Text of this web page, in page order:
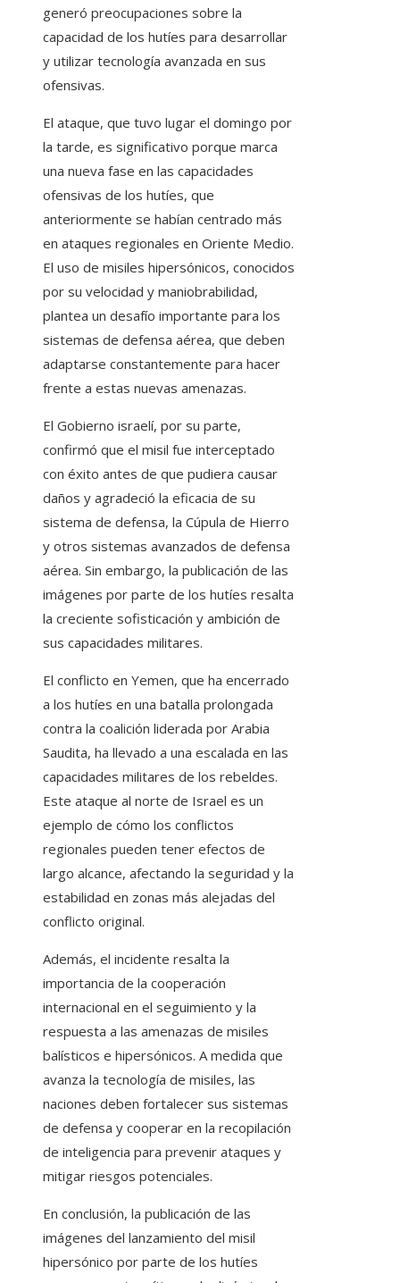
generó preocupaciones sobre la
capacidad de los hutíes para desarrollar
y utilizar tecnología avanzada en sus
ofensivas.
El ataque, que tuvo lugar el domingo por
la tarde, es significativo porque marca
una nueva fase en las capacidades
ofensivas de los hutíes, que
anteriormente se habían centrado más
en ataques regionales en Oriente Medio.
El uso de misiles hipersónicos, conocidos
por su velocidad y maniobrabilidad,
plantea un desafío importante para los
sistemas de defensa aérea, que deben
adaptarse constantemente para hacer
frente a estas nuevas amenazas.
El Gobierno israelí, por su parte,
confirmó que el misil fue interceptado
con éxito antes de que pudiera causar
daños y agradeció la eficacia de su
sistema de defensa, la Cúpula de Hierro
y otros sistemas avanzados de defensa
aérea. Sin embargo, la publicación de las
imágenes por parte de los hutíes resalta
la creciente sofisticación y ambición de
sus capacidades militares.
El conflicto en Yemen, que ha encerrado
a los hutíes en una batalla prolongada
contra la coalición liderada por Arabia
Saudita, ha llevado a una escalada en las
capacidades militares de los rebeldes.
Este ataque al norte de Israel es un
ejemplo de cómo los conflictos
regionales pueden tener efectos de
largo alcance, afectando la seguridad y la
estabilidad en zonas más alejadas del
conflicto original.
Además, el incidente resalta la
importancia de la cooperación
internacional en el seguimiento y la
respuesta a las amenazas de misiles
balísticos e hipersónicos. A medida que
avanza la tecnología de misiles, las
naciones deben fortalecer sus sistemas
de defensa y cooperar en la recopilación
de inteligencia para prevenir ataques y
mitigar riesgos potenciales.
En conclusión, la publicación de las
imágenes del lanzamiento del misil
hipersónico por parte de los hutíes